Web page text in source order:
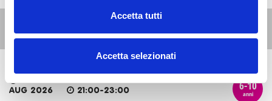
Accetta tutti
Accetta selezionati
Altri eventi per questa età
6
AUG 2026 21:00-23:00 6-10
anni